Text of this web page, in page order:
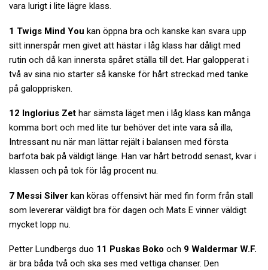
vara lurigt i lite lägre klass.
1 Twigs Mind You kan öppna bra och kanske kan svara upp
sitt innerspår men givet att hästar i låg klass har dåligt med
rutin och då kan innersta spåret ställa till det. Har galopperat i
två av sina nio starter så kanske för hårt streckad med tanke
på galopprisken.
12 Inglorius Zet har sämsta läget men i låg klass kan många
komma bort och med lite tur behöver det inte vara så illa,
Intressant nu när man lättar rejält i balansen med första
barfota bak på väldigt länge. Han var hårt betrodd senast, kvar i
klassen och på tok för låg procent nu.
7 Messi Silver kan köras offensivt här med fin form från stall
som levererar väldigt bra för dagen och Mats E vinner väldigt
mycket lopp nu.
Petter Lundbergs duo 11 Puskas Boko och 9 Waldermar W.F.
är bra båda två och ska ses med vettiga chanser. Den